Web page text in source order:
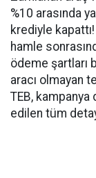
%10 arasında
krediyle
hamle
ödeme şartları
aracı olmayan
TEB, kampanya
edilen tüm